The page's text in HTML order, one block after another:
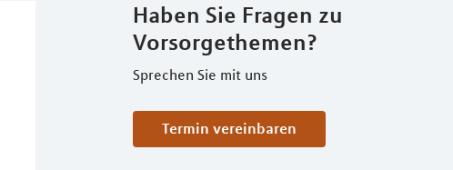
Haben Sie Fragen zu
Vorsorgethemen?
Sprechen Sie mit uns
Termin vereinbaren